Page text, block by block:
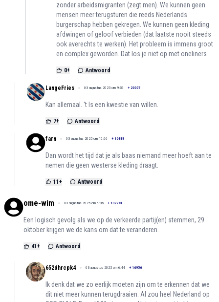
zonder arbeidsmigranten (zegt men). We kunnen geen
mensen meer terugsturen die reeds Nederlands
burgerschap hebben gekregen. We kunnen geen kleding
afdwingen of geloof verbieden (dat laatste nooit steeds
ook averechts te werken). Het probleem is immens groot
en complex geworden. Dat los je niet op met oneliners
0+ Antwoord
LangeFries 03 augustus 2025 om 9:56 + 20007
Kan allemaal. 't Is een kwestie van willen.
7+ Antwoord
farn 03 augustus 2025 om 10:06 + 16889
Dan wordt het tijd dat je als baas niemand meer hoeft aan te
nemen die geen westerse kleding draagt.
11 + Antwoord
ome-wim 03 augustus 2025 om 6:35 + 132281
Een logisch gevolg als we op de verkeerde partij(en) stemmen, 29
oktober krijgen we de kans om dat te veranderen.
41 + Antwoord
652dhrcpk4 03 augustus 2025 om 6:44 + 16956
Ik denk dat we zo eerlijk moeten zijn om te erkennen dat we
dit niet meer kunnen terugdraaien. Al zou heel Nederland op